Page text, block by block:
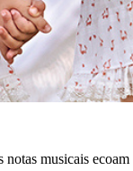
musicais